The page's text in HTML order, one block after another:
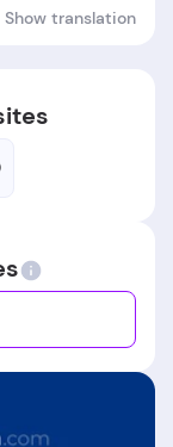
Show translation